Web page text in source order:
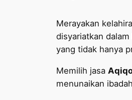
Merayakan
disyariatkan
yang tidak hanya
Memilih jasa
menunaikan